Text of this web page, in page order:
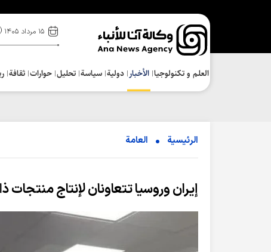
۱۵ مرداد ۱۴۰۵
العلم و تکنولوجیا الأخبار دولية سياسة تحلیل حوارات ثقافة
الرئيسية العامة
إيران وروسيا تتعاونان لإنتاج منتجات